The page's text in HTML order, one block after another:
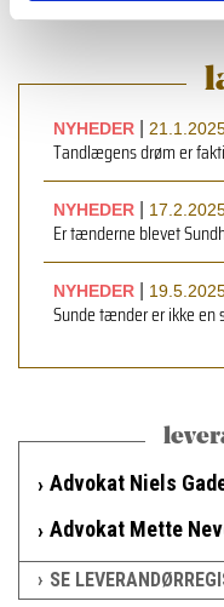
NYHEDER
Tandlægens drøm er
NYHEDER
Er tænderne blevet
NYHEDER
Sunde tænder er ikke en
Advokat Niels
Advokat Mette
SE